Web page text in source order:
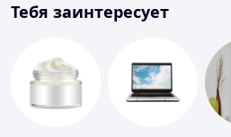
Тебя заинтересует